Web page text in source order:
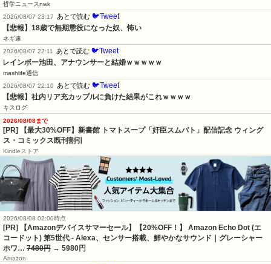
哲学ニュースnwk
2026/08/07 23:17
あとで読む 🐦Tweet
【悲報】18歳で無期懲役になった奴、怖い
ネギ速
2026/08/07 22:11
あとで読む 🐦Tweet
レインボー池田、アナウンサーと結婚ｗｗｗｗｗ
mashlife通信
2026/08/07 22:10
あとで読む 🐦Tweet
【悲報】社内リア充カップルに負けた結果がこれｗｗｗｗ
キスログ
2026/08/08まで
[PR] 【最大30%OFF】新書館 トマトスープ「奸臣スムバト」配信記念 ウィング
ス・コミックス既刊割引
Kindleストア
2026/08/08 02:00時点
[PR] 【Amazonデバイスサマーセール】【20%OFF！】 Amazon Echo Dot (エ
コードット) 第5世代 - Alexa、センサー搭載、鮮やかなサウンド｜グレーシャー
ホワ… 7480円 → 5980円
Amazon